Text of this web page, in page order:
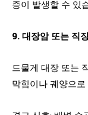
증이 발생할 수 있
9. 대장암 또는 직
드물게 대장 또는
막힘이나 궤양으